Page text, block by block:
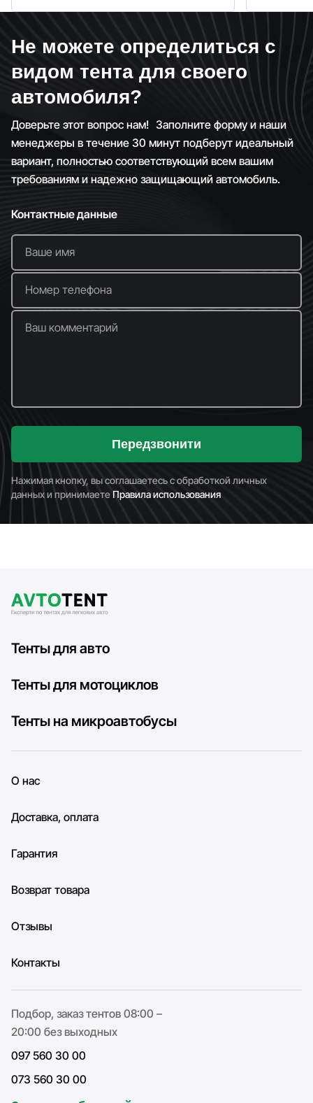
Не можете определиться с
видом тента для своего
автомобиля?
Доверьте этот вопрос нам! Заполните форму и наши
менеджеры в течение 30 минут подберут идеальный
вариант, полностью соответствующий всем вашим
требованиям и надежно защищающий автомобиль.
Контактные данные
Ваше имя
Номер телефона
Ваш комментарий
Передзвонити
Нажимая кнопку, вы соглашаетесь с обработкой личных
данных и принимаетеПравила использования
Тенты для авто
Тенты для мотоциклов
Тенты на микроавтобусы
О нас
Доставка, оплата
Гарантия
Возврат товара
Отзывы
Контакты
Подбор, заказ тентов 08:00 –
20:00 без выходных
097 560 30 00
073 560 30 00